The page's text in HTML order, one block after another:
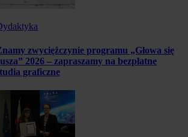
zwyciężczynie programu „Głowa się
2026 – zapraszamy na bezpłatne
graficzne